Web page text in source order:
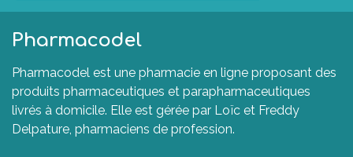
Pharmacodel
Pharmacodel est une pharmacie en ligne proposant des
produits pharmaceutiques et parapharmaceutiques
livrés à domicile. Elle est gérée par Loïc et Freddy
Delpature, pharmaciens de profession.